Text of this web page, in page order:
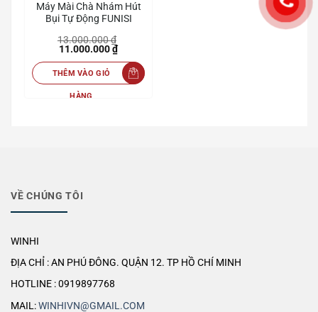
Máy Mài Chà Nhám Hút
Bụi Tự Động FUNISI
13.000.000₫
Giá
là:
13.000.000 ₫.
11.000.000₫Giá
hiện
tại
là:
11.000.000 ₫.
THÊM VÀO GIỎ
HÀNG
VỀ CHÚNG TÔI
WINHI
ĐỊA CHỈ : AN PHÚ ĐÔNG. QUẬN 12. TP HỒ CHÍ MINH
HOTLINE : 0919897768
MAIL:WINHIVN@GMAIL.COM